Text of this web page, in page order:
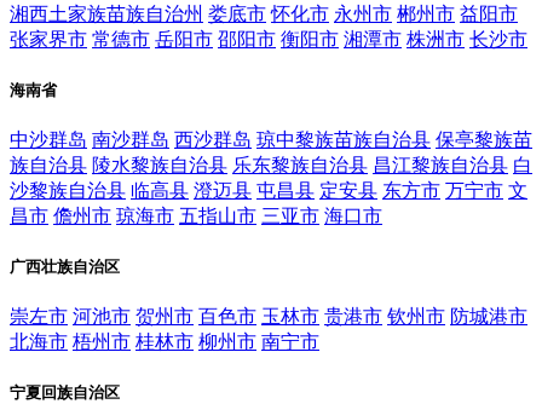
湘西土家族苗族自治州 娄底市 怀化市 永州市 郴州市 益阳市
张家界市 常德市 岳阳市 邵阳市 衡阳市 湘潭市 株洲市 长沙市
海南省
中沙群岛 南沙群岛 西沙群岛 琼中黎族苗族自治县 保亭黎族苗
族自治县 陵水黎族自治县 乐东黎族自治县 昌江黎族自治县 白
沙黎族自治县 临高县 澄迈县 屯昌县 定安县 东方市 万宁市 文
昌市 儋州市 琼海市 五指山市 三亚市 海口市
广西壮族自治区
崇左市 河池市 贺州市 百色市 玉林市 贵港市 钦州市 防城港市
北海市 梧州市 桂林市 柳州市 南宁市
宁夏回族自治区